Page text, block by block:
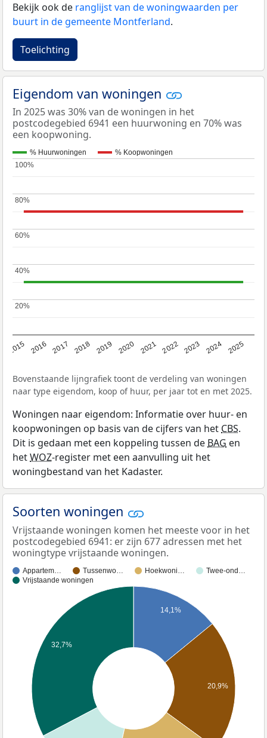
Bekijk ook de ranglijst van de woningwaarden per
buurt in de gemeente Montferland.
Toelichting
Eigendom van woningen
In 2025 was 30% van de woningen in het
postcodegebied 6941 een huurwoning en 70% was
een koopwoning.
% Huurwoningen % Koopwoningen
2015 2016 2017 2018 2019 2020 2021 2022 2023 2024 2025
20%
20%
40%
40%
60%
60%
80%
80%
100%
100%
Bovenstaande lijngrafiek toont de verdeling van woningen
naar type eigendom, koop of huur, per jaar tot en met 2025.
Woningen naar eigendom: Informatie over huur- en
koopwoningen op basis van de cijfers van het CBS.
Dit is gedaan met een koppeling tussen de BAG en
hetWOZ-register met een aanvulling uit het
woningbestand van het Kadaster.
Soorten woningen
Vrijstaande woningen komen het meeste voor in het
postcodegebied 6941: er zijn 677 adressen met het
woningtype vrijstaande woningen.
Appartem… Tussenwo… Hoekwoni…
Twee-ond…
Vrijstaande woningen
14,1%
20,9%
32,7%